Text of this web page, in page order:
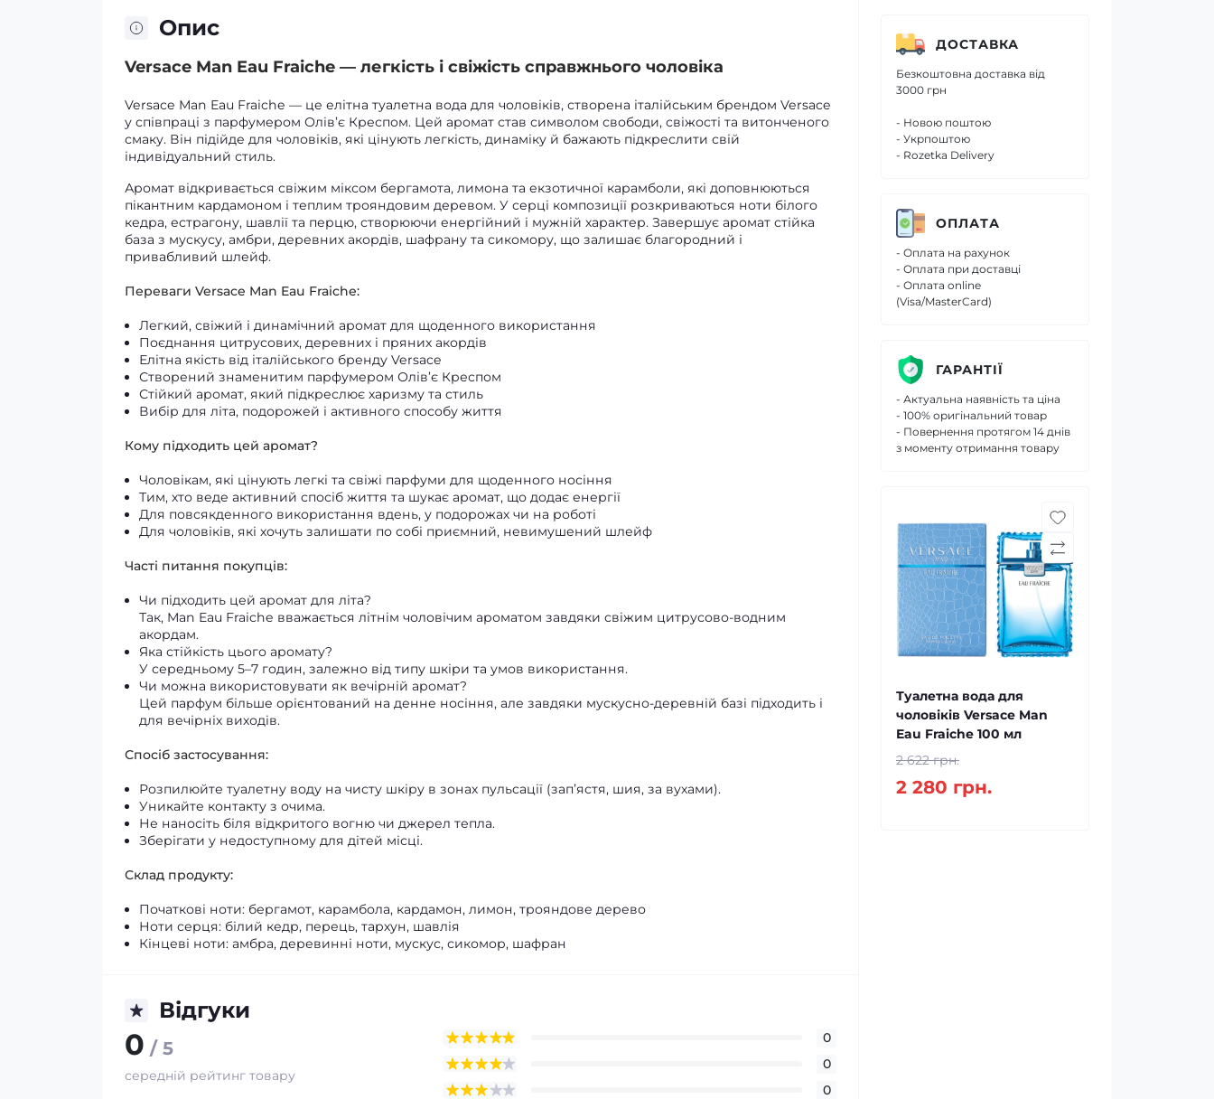
Опис
Versace Man Eau Fraiche — легкість і свіжість справжнього чоловіка
Versace Man Eau Fraiche — це елітна туалетна вода для чоловіків, створена італійським брендом Versace
у співпраці з парфумером Олів’є Креспом. Цей аромат став символом свободи, свіжості та витонченого
смаку. Він підійде для чоловіків, які цінують легкість, динаміку й бажають підкреслити свій
індивідуальний стиль.
Аромат відкривається свіжим міксом бергамота, лимона та екзотичної карамболи, які доповнюються
пікантним кардамоном і теплим трояндовим деревом. У серці композиції розкриваються ноти білого
кедра, естрагону, шавлії та перцю, створюючи енергійний і мужній характер. Завершує аромат стійка
база з мускусу, амбри, деревних акордів, шафрану та сикомору, що залишає благородний і
привабливий шлейф.
Переваги Versace Man Eau Fraiche:
Легкий, свіжий і динамічний аромат для щоденного використання
Поєднання цитрусових, деревних і пряних акордів
Елітна якість від італійського бренду Versace
Створений знаменитим парфумером Олів’є Креспом
Стійкий аромат, який підкреслює харизму та стиль
Вибір для літа, подорожей і активного способу життя
Кому підходить цей аромат?
Чоловікам, які цінують легкі та свіжі парфуми для щоденного носіння
Тим, хто веде активний спосіб життя та шукає аромат, що додає енергії
Для повсякденного використання вдень, у подорожах чи на роботі
Для чоловіків, які хочуть залишати по собі приємний, невимушений шлейф
Часті питання покупців:
Чи підходить цей аромат для літа?
Так, Man Eau Fraiche вважається літнім чоловічим ароматом завдяки свіжим цитрусово-водним
акордам.
Яка стійкість цього аромату?
У середньому 5–7 годин, залежно від типу шкіри та умов використання.
Чи можна використовувати як вечірній аромат?
Цей парфум більше орієнтований на денне носіння, але завдяки мускусно-деревній базі підходить і
для вечірніх виходів.
Спосіб застосування:
Розпилюйте туалетну воду на чисту шкіру в зонах пульсації (зап’ястя, шия, за вухами).
Уникайте контакту з очима.
Не наносіть біля відкритого вогню чи джерел тепла.
Зберігати у недоступному для дітей місці.
Склад продукту:
Початкові ноти: бергамот, карамбола, кардамон, лимон, трояндове дерево
Ноти серця: білий кедр, перець, тархун, шавлія
Кінцеві ноти: амбра, деревинні ноти, мускус, сикомор, шафран
Відгуки
0 / 5
середній рейтинг товару
0
0
0
ДОСТАВКА
Безкоштовна доставка від
3000 грн
- Новою поштою
- Укрпоштою
- Rozetka Delivery
ОПЛАТА
- Оплата на рахунок
- Оплата при доставці
- Оплата online
(Visa/MasterCard)
ГАРАНТІЇ
- Актуальна наявність та ціна
- 100% оригінальний товар
- Повернення протягом 14 днів
з моменту отримання товару
Туалетна вода для
чоловіків Versace Man
Eau Fraiche 100 мл
2 622 грн.
2 280 грн.